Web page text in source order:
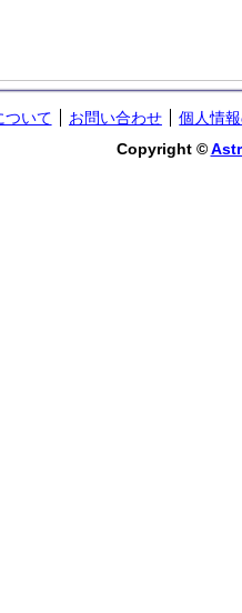
ついて お問い合わせ
個人情
Copyright ©